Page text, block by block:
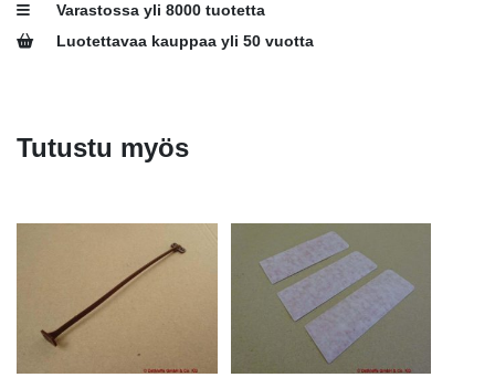
Varastossa yli 8000 tuotetta
Luotettavaa kauppaa yli 50 vuotta
Tutustu myös